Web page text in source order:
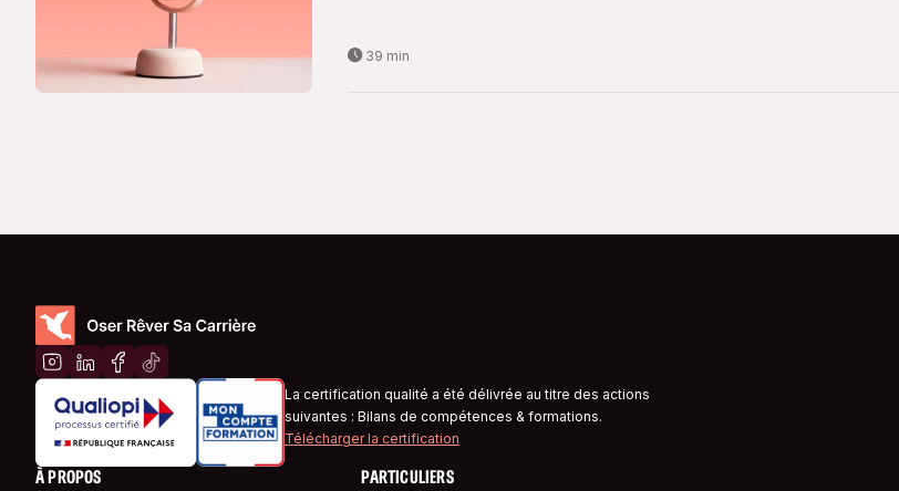
39 min
La certification qualité a été délivrée au titre des actions
suivantes : Bilans de compétences & formations.
Télécharger la certification
À PROPOS PARTICULIERS